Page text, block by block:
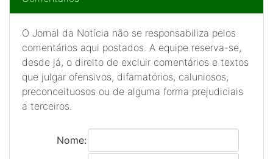
O Jornal da Notícia não se responsabiliza pelos
comentários aqui postados. A equipe reserva-se,
desde já, o direito de excluir comentários e textos
que julgar ofensivos, difamatórios, caluniosos,
preconceituosos ou de alguma forma prejudiciais
a terceiros.
Nome: